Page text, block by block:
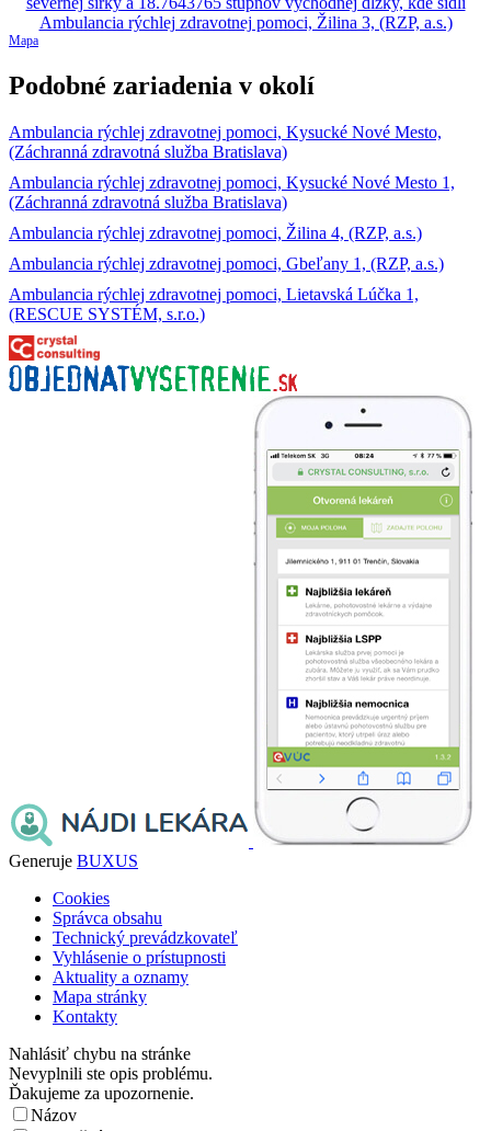
Mapa
Podobné zariadenia v okolí
Ambulancia rýchlej zdravotnej pomoci, Kysucké Nové Mesto,
(Záchranná zdravotná služba Bratislava)
Ambulancia rýchlej zdravotnej pomoci, Kysucké Nové Mesto 1,
(Záchranná zdravotná služba Bratislava)
Ambulancia rýchlej zdravotnej pomoci, Žilina 4, (RZP, a.s.)
Ambulancia rýchlej zdravotnej pomoci, Gbeľany 1, (RZP, a.s.)
Ambulancia rýchlej zdravotnej pomoci, Lietavská Lúčka 1,
(RESCUE SYSTÉM, s.r.o.)
Generuje BUXUS
Cookies
Správca obsahu
Technický prevádzkovateľ
Vyhlásenie o prístupnosti
Aktuality a oznamy
Mapa stránky
Kontakty
Nahlásiť chybu na stránke
Nevyplnili ste opis problému.
Ďakujeme za upozornenie.
Názov